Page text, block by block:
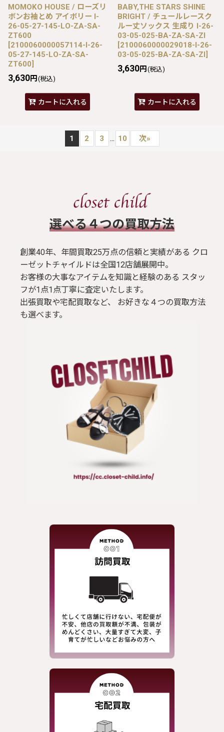
MOMOKO HOUSE / ローズリ
ボンお袖とめ アイボリー I-
26-05-27-145-LO-ZA-SA-
ZT600
[2100060000057114-I-26-
05-27-145-LO-ZA-SA-
ZT600]
3,630円 (税込)
カートに入れる
BABY,THE STARS SHINE
BRIGHT / チュールレースク
ルー丈ソックス 生成り I-26-
03-05-025-BA-ZA-SA-ZI
[2100060000029018-I-26-
03-05-025-BA-ZA-SA-ZI]
3,630円 (税込)
カートに入れる
1 2 3 ... 10 次»
​選べる４つの買取方法
創業40年、年間買取25万点の信頼と実績がある クロ
ーゼットチャイルドは全国12店舗展開中。
お客様の大事なアイテムを知識と経験のある スタッ
フが1点1点丁寧に査定いたします。
出張買取や宅配買取など、 お好きな４つの買取方法
も選べます。